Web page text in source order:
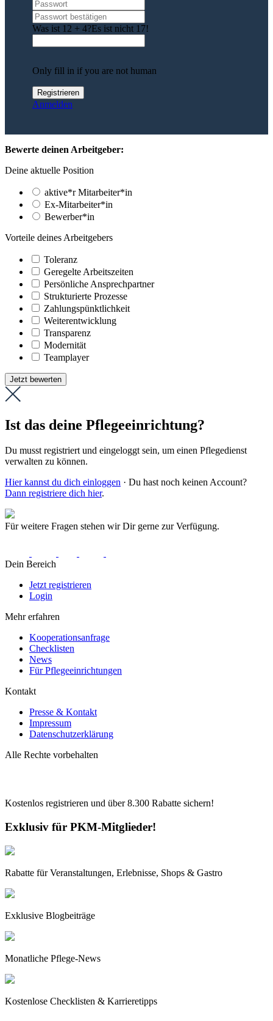
Was ist 12 + 4?Es ist nicht 17!
Only fill in if you are not human
Anmelden
Bewerte deinen Arbeitgeber:
Deine aktuelle Position
aktive*r Mitarbeiter*in
Ex-Mitarbeiter*in
Bewerber*in
Vorteile deines Arbeitgebers
Toleranz
Geregelte Arbeitszeiten
Persönliche Ansprechpartner
Strukturierte Prozesse
Zahlungs­pünktlichkeit
Weiter­entwicklung
Transparenz
Modernität
Teamplayer
Jetzt bewerten
Ist das deine Pflegeeinrichtung?
Du musst registriert und eingeloggt sein, um einen Pflegedienst
verwalten zu können.
Hier kannst du dich einloggen · Du hast noch keinen Account?
Dann registriere dich hier.
Für weitere Fragen stehen wir Dir gerne zur Verfügung.
Dein Bereich
Jetzt registrieren
Login
Mehr erfahren
Kooperationsanfrage
Checklisten
News
Für Pflegeeinrichtungen
Kontakt
Presse & Kontakt
Impressum
Datenschutzerklärung
Alle Rechte vorbehalten
Kostenlos registrieren und über8.300 Rabatte sichern!
Exklusiv für PKM-Mitglieder!
Rabatte für Veranstaltungen, Erlebnisse, Shops & Gastro
Exklusive Blogbeiträge
Monatliche Pflege-News
Kostenlose Checklisten & Karrieretipps